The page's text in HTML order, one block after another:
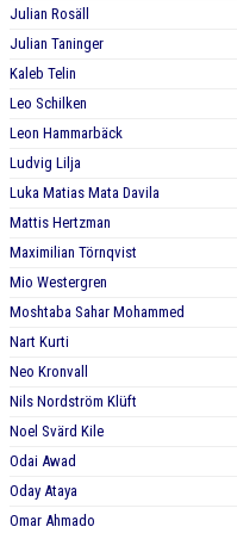
Julian Rosäll
Julian Taninger
Kaleb Telin
Leo Schilken
Leon Hammarbäck
Ludvig Lilja
Luka Matias Mata Davila
Mattis Hertzman
Maximilian Törnqvist
Mio Westergren
Moshtaba Sahar Mohammed
Nart Kurti
Neo Kronvall
Nils Nordström Klüft
Noel Svärd Kile
Odai Awad
Oday Ataya
Omar Ahmado